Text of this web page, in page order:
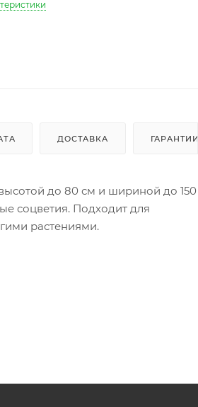
ДОСТАВКА ГАРАНТИИ
до 80 см и шириной до 150
соцветия. Подходит для
растениями.